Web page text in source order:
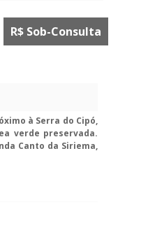
à Serra do Cipó,
verde preservada.
Canto da Siriema,
R$ Sob-Consulta